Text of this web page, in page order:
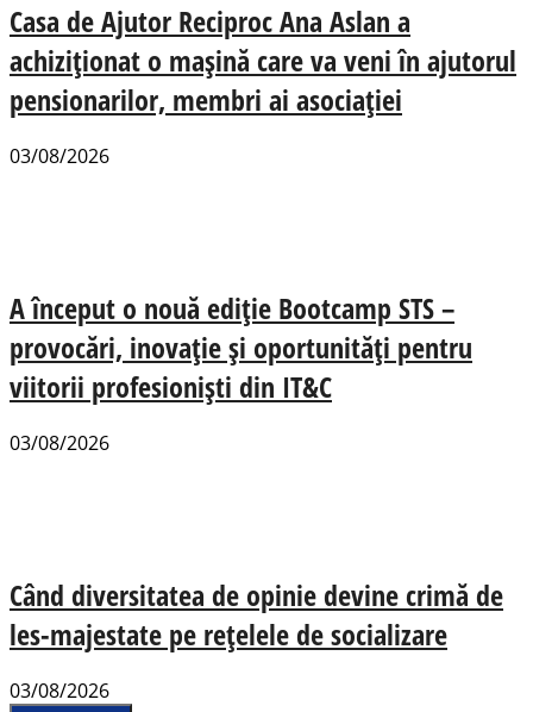
Casa de Ajutor Reciproc Ana Aslan a
achiziționat o mașină care va veni în ajutorul
pensionarilor, membri ai asociației
03/08/2026
A început o nouă ediție Bootcamp STS –
provocări, inovație și oportunități pentru
viitorii profesioniști din IT&C
03/08/2026
Când diversitatea de opinie devine crimă de
les-majestate pe rețelele de socializare
03/08/2026